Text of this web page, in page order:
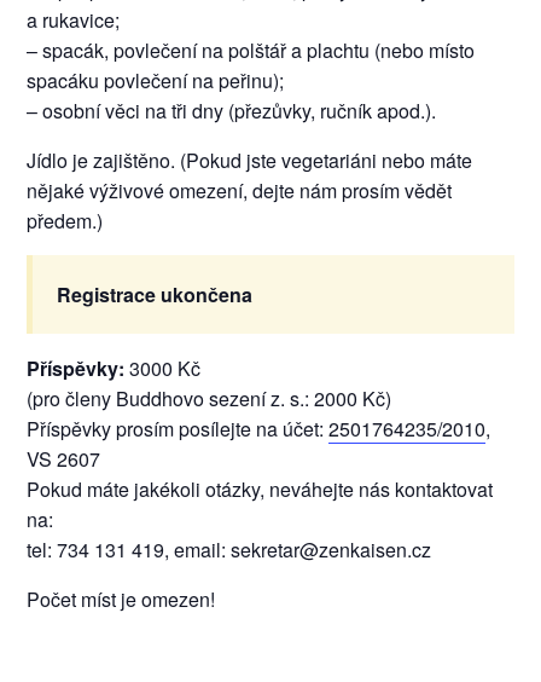
a rukavice;
– spacák, povlečení na polštář a plachtu (nebo místo
spacáku povlečení na peřinu);
– osobní věci na tři dny (přezůvky, ručník apod.).
Jídlo je zajištěno. (Pokud jste vegetariáni nebo máte
nějaké výživové omezení, dejte nám prosím vědět
předem.)
Registrace ukončena
Příspěvky: 3000 Kč
(pro členy Buddhovo sezení z. s.: 2000 Kč)
Příspěvky prosím posílejte na účet:2501764235/2010,
VS 2607
Pokud máte jakékoli otázky, neváhejte nás kontaktovat
na:
tel: 734 131 419, email: sekretar@zenkaisen.cz
Počet míst je omezen!